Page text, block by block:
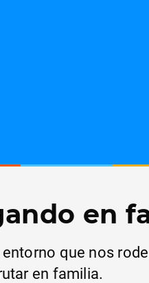
en
que nos
en familia.